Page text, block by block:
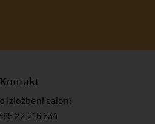
Kontakt
izložbeni salon:
22 216 634